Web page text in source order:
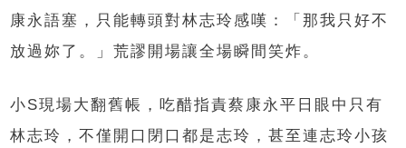
康永語塞，只能轉頭對林志玲感嘆：「那我只好不
放過妳了。」荒謬開場讓全場瞬間笑炸。
小S現場大翻舊帳，吃醋指責蔡康永平日眼中只有
林志玲，不僅開口閉口都是志玲，甚至連志玲小孩